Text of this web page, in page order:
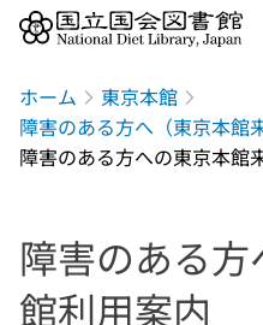
ホーム
東京本館
障害のある方へ（東京本館
障害のある方への東京本館
障害のある
館利用案内